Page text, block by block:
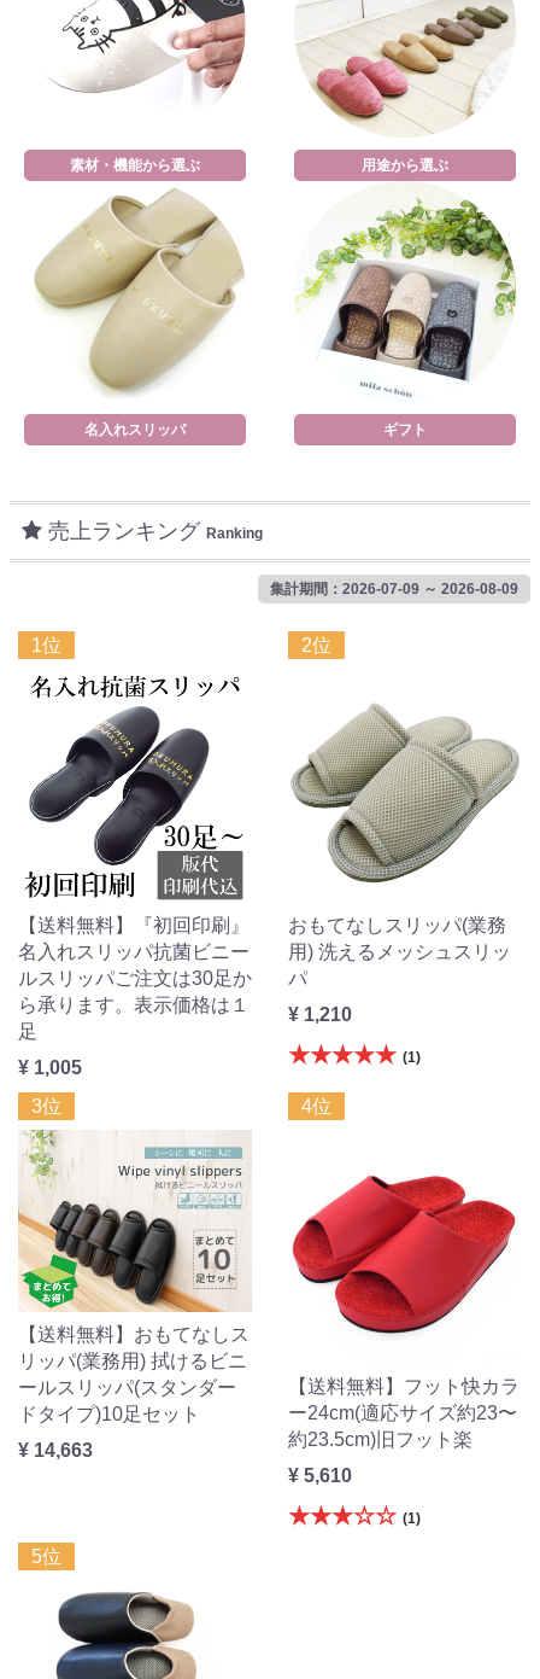
素材・機能から選ぶ 用途から選ぶ
名入れスリッパ ギフト
売上ランキング Ranking
集計期間：2026-07-09 ～ 2026-08-09
1位
【送料無料】『初回印刷』
名入れスリッパ抗菌ビニー
ルスリッパご注文は30足か
ら承ります。表示価格は１
足
¥ 1,005
2位
おもてなしスリッパ(業務
用) 洗えるメッシュスリッ
パ
¥ 1,210
★★★★★ (1)
3位
【送料無料】おもてなしス
リッパ(業務用) 拭けるビニ
ールスリッパ(スタンダー
ドタイプ)10足セット
¥ 14,663
4位
【送料無料】フット快カラ
ー24cm(適応サイズ約23〜
約23.5cm)旧フット楽
¥ 5,610
★★★☆☆ (1)
5位